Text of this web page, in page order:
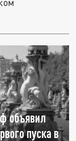
объявил
пуска в